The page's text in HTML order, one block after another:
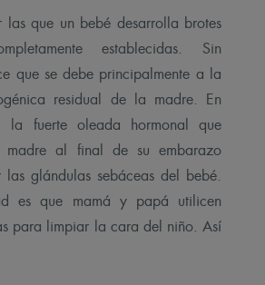
las que un bebé desarrolla brotes
establecidas. Sin
que se debe principalmente a la
residual de la madre. En
la fuerte oleada hormonal que
madre al final de su embarazo
las glándulas sebáceas del bebé.
es que mamá y papá utilicen
para limpiar la cara del niño. Así